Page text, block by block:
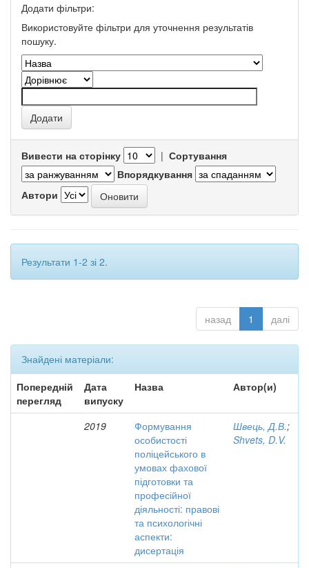
Додати фільтри:
Використовуйте фільтри для уточнення результатів
пошуку.
Вивести на сторінку | Сортування
Впорядкування
Автори
Результати 1-2 зі 2.
назад 1 далі
Знайдені матеріали:
Попередній
перегляд
Дата
випуску
Назва Автор(и)
2019
Формування
особистості
поліцейського в
умовах фахової
підготовки та
професійної
діяльності: правові
та психологічні
аспекти:
дисертація
Швець, Д.В.;
Shvets, D.V.